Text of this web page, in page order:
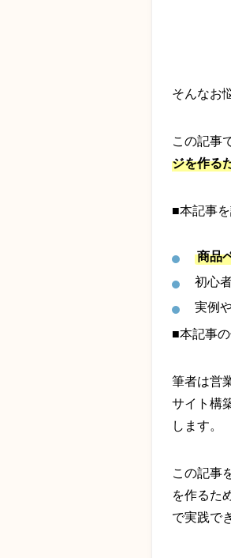
そんなお
この記事
ジを作る
■本記事
商品
初心
実例
■本記事
筆者は営
サイト構
します。
この記事
を作るた
で実践で